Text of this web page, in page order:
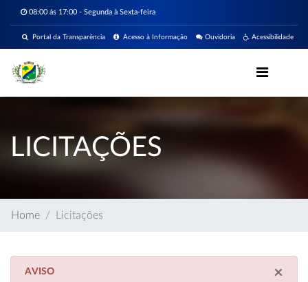
08:00 ás 17:00 - Segunda à Sexta-feira
Acessibilidade
Ouvidoria
Acesso à Informação
Portal da Transparência
LICITAÇÕES
Home Licitações
×
AVISO